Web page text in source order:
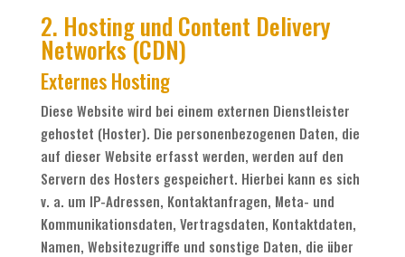
2. Hosting und Content Delivery
Networks (CDN)
Externes Hosting
Diese Website wird bei einem externen Dienstleister
gehostet (Hoster). Die personenbezogenen Daten, die
auf dieser Website erfasst werden, werden auf den
Servern des Hosters gespeichert. Hierbei kann es sich
v. a. um IP-Adressen, Kontaktanfragen, Meta- und
Kommunikationsdaten, Vertragsdaten, Kontaktdaten,
Namen, Websitezugriffe und sonstige Daten, die über